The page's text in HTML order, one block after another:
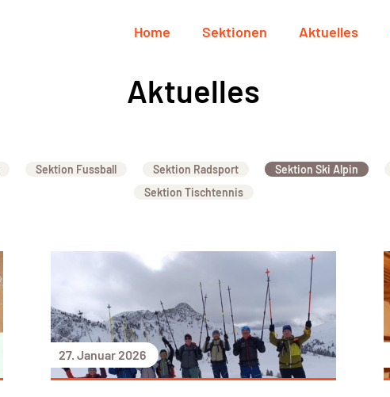
Home Sektionen Aktuelles
Aktuelles
Sektion Fussball Sektion Radsport Sektion Ski Alpin
Sektion Tischtennis
27. Januar 2026